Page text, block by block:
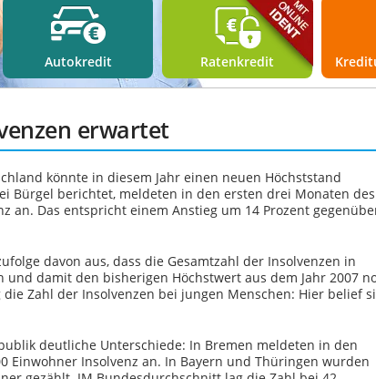
Autokredit Ratenkredit
erwartet
könnte in diesem Jahr einen neuen Höchststand
Bürgel berichtet, meldeten in den ersten drei Monaten des
an. Das entspricht einem Anstieg um 14 Prozent
davon aus, dass die Gesamtzahl der Insolvenzen in
und damit den bisherigen Höchstwert aus dem Jahr 2007
Zahl der Insolvenzen bei jungen Menschen: Hier belief
deutliche Unterschiede: In Bremen meldeten in den
Einwohner Insolvenz an. In Bayern und Thüringen wurden